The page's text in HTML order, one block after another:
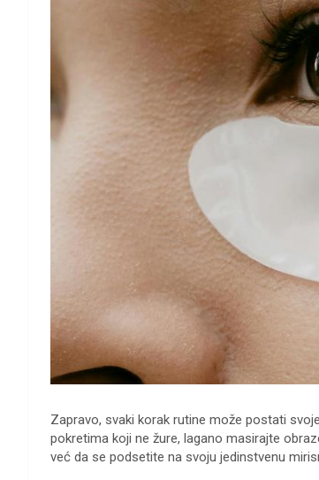
Zapravo, svaki korak rutine može postati
pokretima koji ne žure, lagano masirajte
već da se podsetite na svoju jedinstvenu